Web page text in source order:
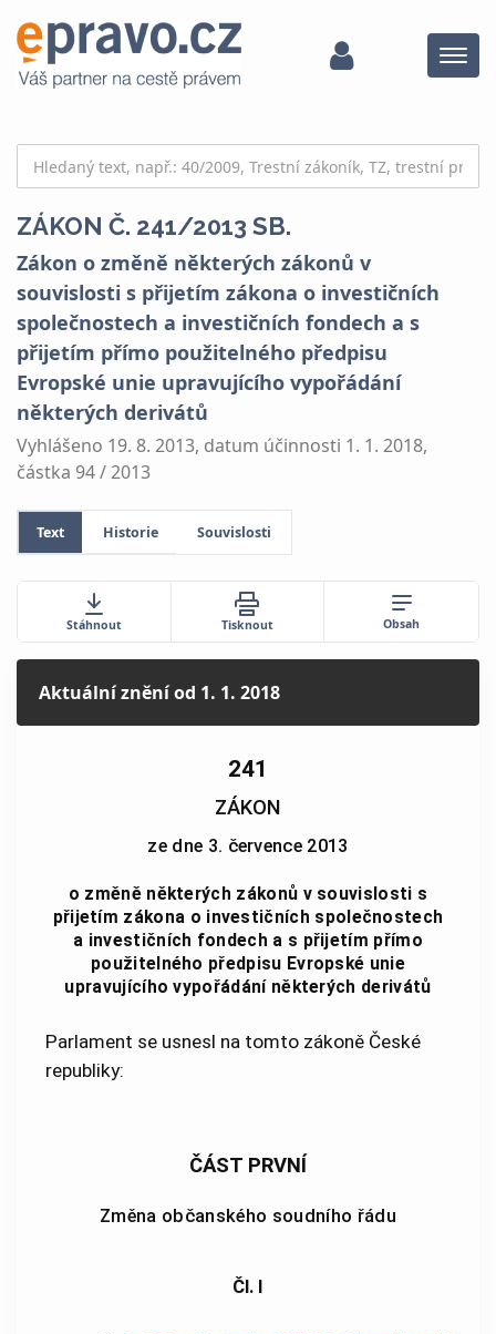
Menu
ZÁKON Č. 241/2013 SB.
Zákon o změně některých zákonů v
souvislosti s přijetím zákona o investičních
společnostech a investičních fondech a s
přijetím přímo použitelného předpisu
Evropské unie upravujícího vypořádání
některých derivátů
Vyhlášeno 19. 8. 2013, datum účinnosti 1. 1. 2018,
částka 94 / 2013
Text Historie Souvislosti
Stáhnout Tisknout Obsah
Aktuální zněníod 1. 1. 2018
241
ZÁKON
ze dne 3. července 2013
o změně některých zákonů v souvislosti s
přijetím zákona o investičních společnostech
a investičních fondech a s přijetím přímo
použitelného předpisu Evropské unie
upravujícího vypořádání některých derivátů
Parlament se usnesl na tomto zákoně České
republiky:
ČÁST PRVNÍ
Změna občanského soudního řádu
Čl. I